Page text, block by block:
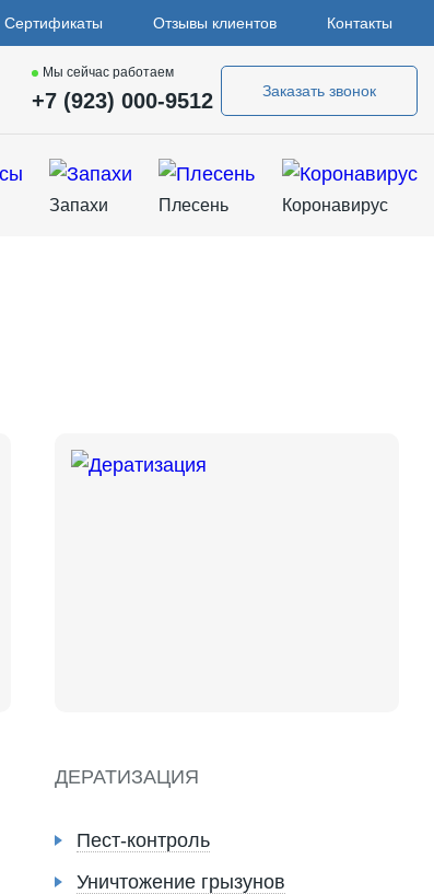
Сертификаты Отзывы клиентов Контакты
Мы сейчас работаем
+7 (923) 000-9512 Заказать звонок
Запахи Плесень Коронавирус
ДЕРАТИЗАЦИЯ
Пест-контроль
Уничтожение грызунов